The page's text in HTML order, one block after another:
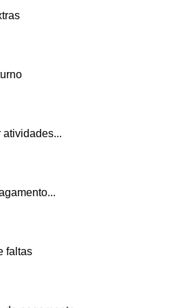
faltas